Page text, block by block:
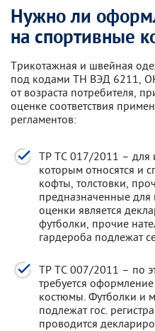
Нужно ли
на спортивные
Трикотажная и швейная
под кодами ТН ВЭД 6211,
от возраста потребителя,
оценке соответствия
регламентов:
ТР ТС 017/2011 – для
которым относятся и
кофты, толстовки,
предназначенные
оценки является
футболки, прочие
гардероба подлежат
ТР ТС 007/2011 – по
требуется
костюмы. Футболки и
подлежат гос.
проводится